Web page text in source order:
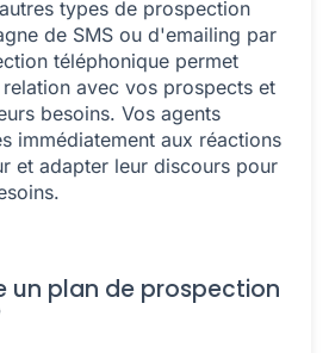
types de prospection
de SMS ou d'emailing par
téléphonique permet
avec vos prospects et
besoins. Vos agents
immédiatement aux réactions
et adapter leur discours pour
un plan de prospection